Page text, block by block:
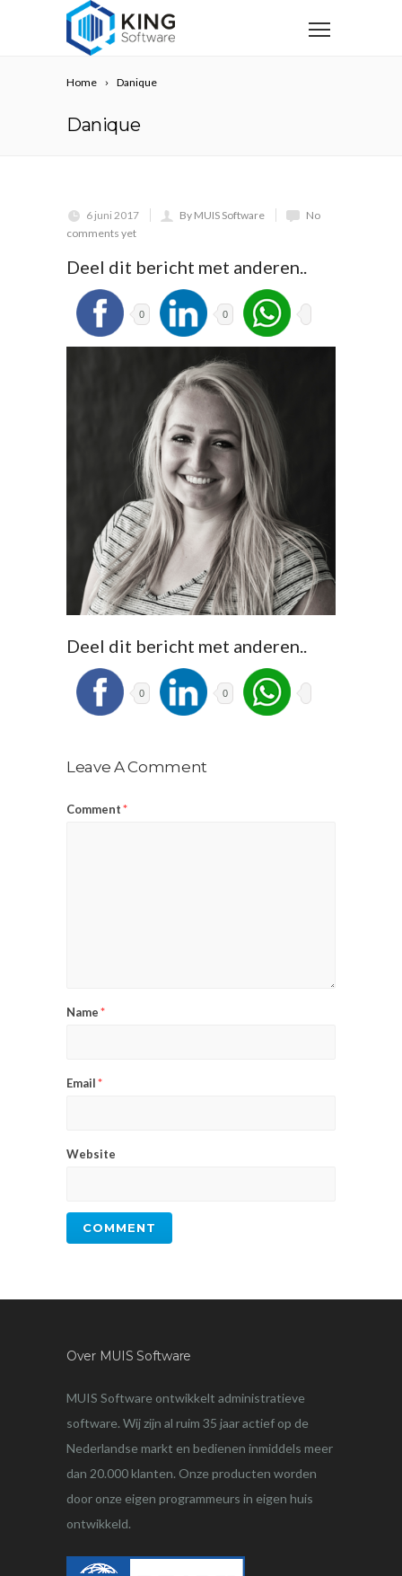
Home Danique
Danique
6 juni 2017 By MUIS Software
No
comments yet
Deel dit bericht met anderen..
0 0
Deel dit bericht met anderen..
0 0
Leave A Comment
Comment*
Name*
Email*
Website
Over MUIS Software
MUIS Software ontwikkelt administratieve
software. Wij zijn al ruim 35 jaar actief op de
Nederlandse markt en bedienen inmiddels meer
dan 20.000 klanten. Onze producten worden
door onze eigen programmeurs in eigen huis
ontwikkeld.